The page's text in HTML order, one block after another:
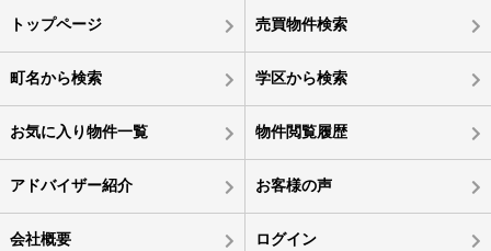
トップページ 売買物件検索
町名から検索 学区から検索
お気に入り物件一覧 物件閲覧履歴
アドバイザー紹介 お客様の声
会社概要 ログイン